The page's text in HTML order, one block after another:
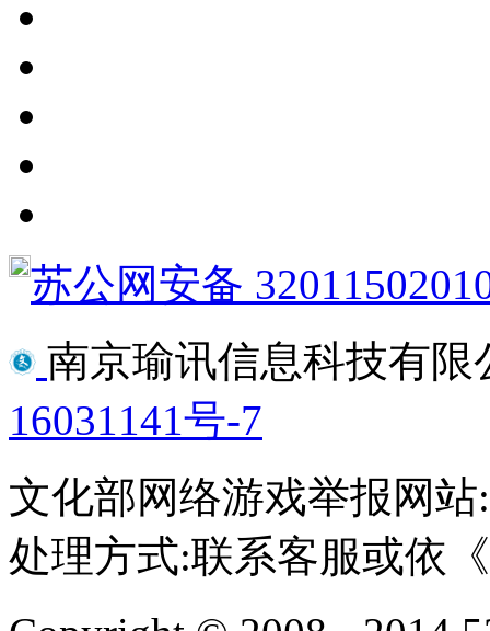
苏公网安备
南京瑜讯信息科技有限
16031141号-7
文化部网络游戏举报网站
处理方式:联系客服或依